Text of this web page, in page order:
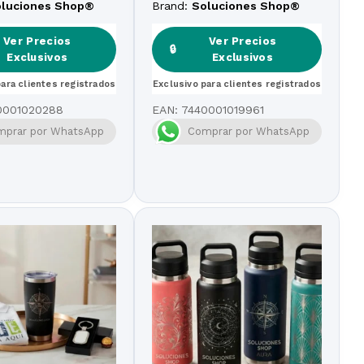
Mate Shop®
Ver Precios
Exclusivos
clientes registrados
por WhatsApp
Brand: Soluciones Shop®
🔒
Ver Precios
Exclusivos
Exclusivo para clientes registrados
EAN: 7440001019961
Comprar por WhatsApp